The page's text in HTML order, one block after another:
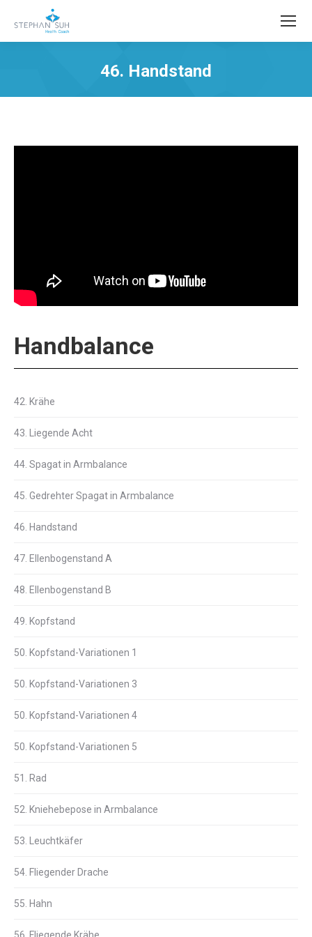
46. Handstand
Handbalance
42. Krähe
43. Liegende Acht
44. Spagat in Armbalance
45. Gedrehter Spagat in Armbalance
46. Handstand
47. Ellenbogenstand A
48. Ellenbogenstand B
49. Kopfstand
50. Kopfstand-Variationen 1
50. Kopfstand-Variationen 3
50. Kopfstand-Variationen 4
50. Kopfstand-Variationen 5
51. Rad
52. Kniehebepose in Armbalance
53. Leuchtkäfer
54. Fliegender Drache
55. Hahn
56. Fliegende Krähe